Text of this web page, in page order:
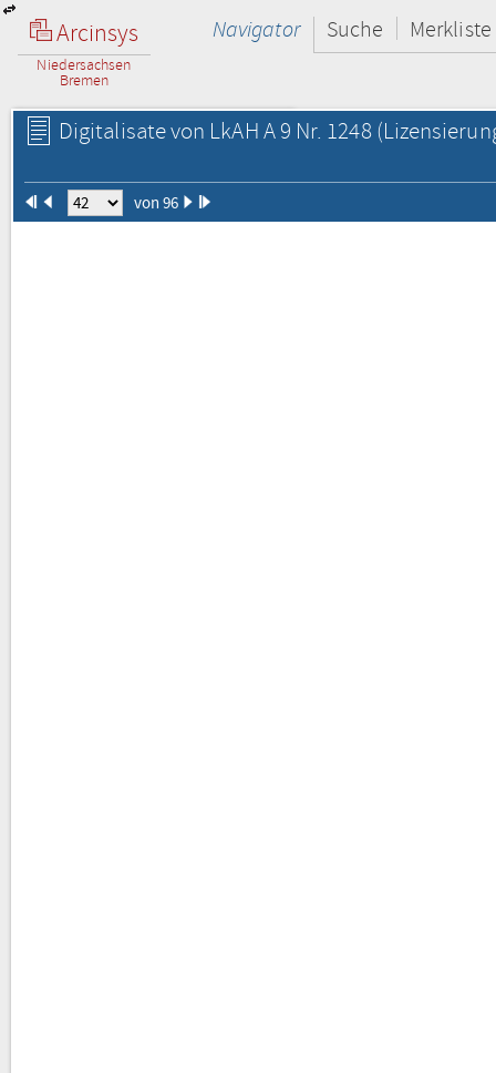
Arcinsys
Niedersachsen
Bremen
Navigator Suche Merkliste
Digitalisate von LkAH A 9 Nr. 1248
von 96